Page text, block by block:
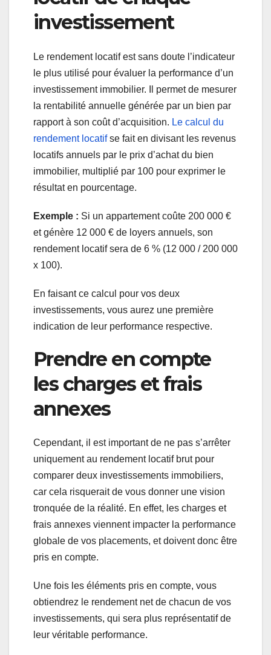
investissement
Le rendement locatif est sans doute l’indicateur
le plus utilisé pour évaluer la performance d’un
investissement immobilier. Il permet de mesurer
la rentabilité annuelle générée par un bien par
rapport à son coût d’acquisition. Le calcul du
rendement locatifse fait en divisant les revenus
locatifs annuels par le prix d’achat du bien
immobilier, multiplié par 100 pour exprimer le
résultat en pourcentage.
Exemple : Si un appartement coûte 200 000 €
et génère 12 000 € de loyers annuels, son
rendement locatif sera de 6 % (12 000 / 200 000
x 100).
En faisant ce calcul pour vos deux
investissements, vous aurez une première
indication de leur performance respective.
Prendre en compte
les charges et frais
annexes
Cependant, il est important de ne pas s’arrêter
uniquement au rendement locatif brut pour
comparer deux investissements immobiliers,
car cela risquerait de vous donner une vision
tronquée de la réalité. En effet, les charges et
frais annexes viennent impacter la performance
globale de vos placements, et doivent donc être
pris en compte.
Une fois les éléments pris en compte, vous
obtiendrez le rendement net de chacun de vos
investissements, qui sera plus représentatif de
leur véritable performance.